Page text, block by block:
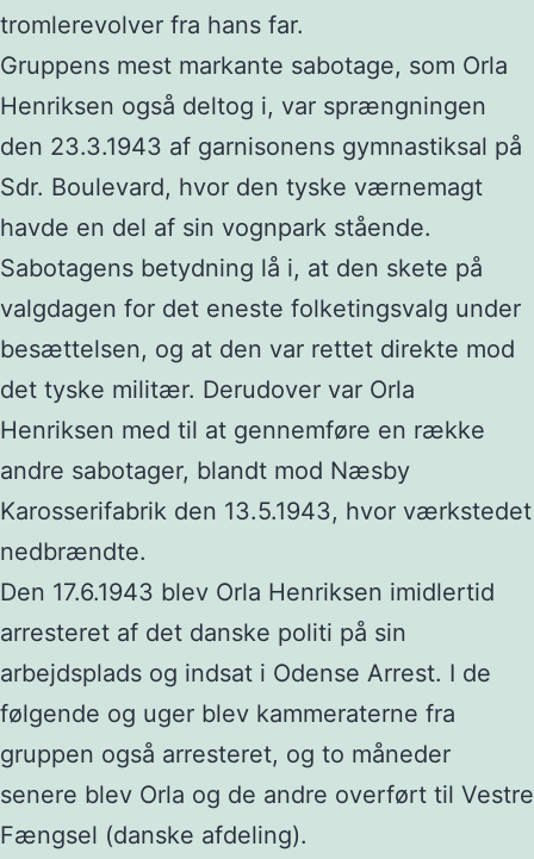
tromlerevolver fra hans far.
Gruppens mest markante sabotage, som Orla
Henriksen også deltog i, var sprængningen
den 23.3.1943 af garnisonens gymnastiksal på
Sdr. Boulevard, hvor den tyske værnemagt
havde en del af sin vognpark stående.
Sabotagens betydning lå i, at den skete på
valgdagen for det eneste folketingsvalg under
besættelsen, og at den var rettet direkte mod
det tyske militær. Derudover var Orla
Henriksen med til at gennemføre en række
andre sabotager, blandt mod Næsby
Karosserifabrik den 13.5.1943, hvor værkstedet
nedbrændte.
Den 17.6.1943 blev Orla Henriksen imidlertid
arresteret af det danske politi på sin
arbejdsplads og indsat i Odense Arrest. I de
følgende og uger blev kammeraterne fra
gruppen også arresteret, og to måneder
senere blev Orla og de andre overført til Vestre
Fængsel (danske afdeling).